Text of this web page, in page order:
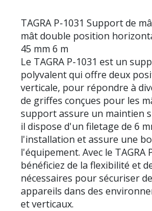
TAGRA P-1031 Support de
mât double position
45 mm 6 m
Le TAGRA P-1031 est un
polyvalent qui offre deux
verticale, pour répondre à
de griffes conçues pour les
support assure un maintien
il dispose d'un filetage de 6
l'installation et assure une
l'équipement. Avec le TAGRA
bénéficiez de la flexibilité et
nécessaires pour sécuriser
appareils dans des
et verticaux.